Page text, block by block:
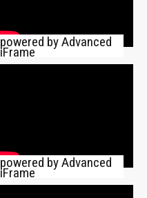
powered by Advanced
iFrame
powered by Advanced
iFrame